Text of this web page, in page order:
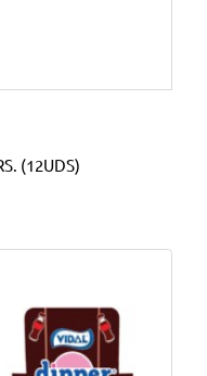
(12UDS)